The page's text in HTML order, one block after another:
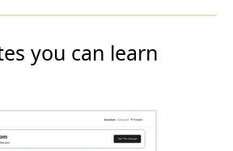
you can learn